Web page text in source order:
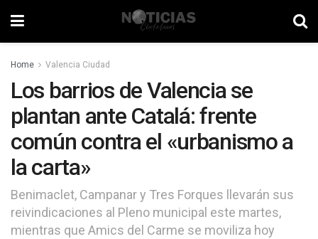
Home Valencia Ciudad
Los barrios de Valencia se
plantan ante Catalá: frente
común contra el «urbanismo a
la carta»
Benimaclet, Campanar y Tres Forques llevarán sus
reivindicaciones al Pleno municipal este martes,
mientras que Amics del Carme se moviliza hoy